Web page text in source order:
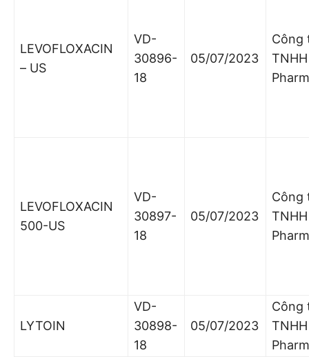
LEVOFLOXACIN
– US
VD-
30896-
18
05/07/2023
Công
LEVOFLOXACIN
500-US
VD-
30897-
18
05/07/2023
Công
LYTOIN
VD-
30898-
18
05/07/2023
Công